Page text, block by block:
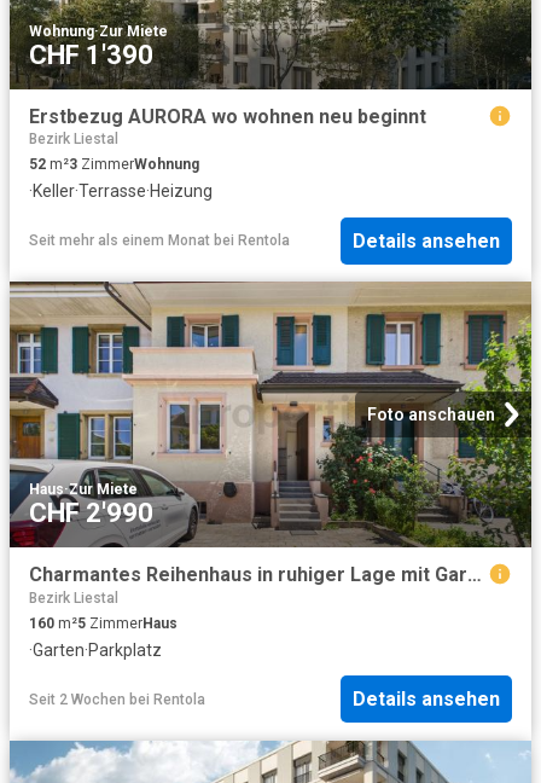
Wohnung·Zur Miete
CHF 1'390
Erstbezug AURORA wo wohnen neu beginnt
Bezirk Liestal
52 m²3 ZimmerWohnung
·Keller·Terrasse·Heizung
Seit mehr als einem Monat bei Rentola Details ansehen
Foto anschauen
Haus·Zur Miete
CHF 2'990
Charmantes Reihenhaus in ruhiger Lage mit Garten und eigenem Parkplatz
Bezirk Liestal
160 m²5 ZimmerHaus
·Garten·Parkplatz
Seit 2 Wochen bei Rentola Details ansehen